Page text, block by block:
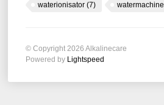
waterionisator (7) watermachine
© Copyright 2026 Alkalinecare
Powered by Lightspeed